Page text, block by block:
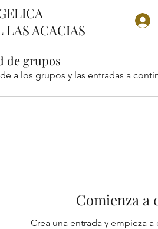
LAS ACACIAS
de grupos
a los grupos y las entradas a
Comienza a
Crea una entrada y empieza